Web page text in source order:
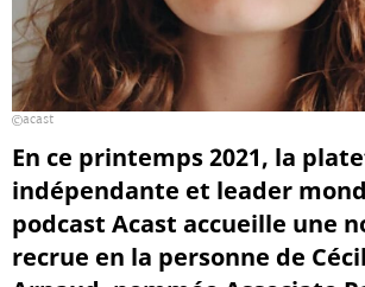
acast
En ce printemps 2021, la
indépendante et leader
podcast Acast accueille une
recrue en la personne de